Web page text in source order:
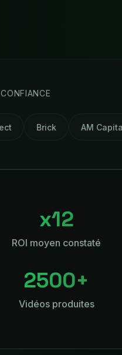
AM Capital Certisteril
x12
ROI moyen constaté
2500+
Vidéos produites